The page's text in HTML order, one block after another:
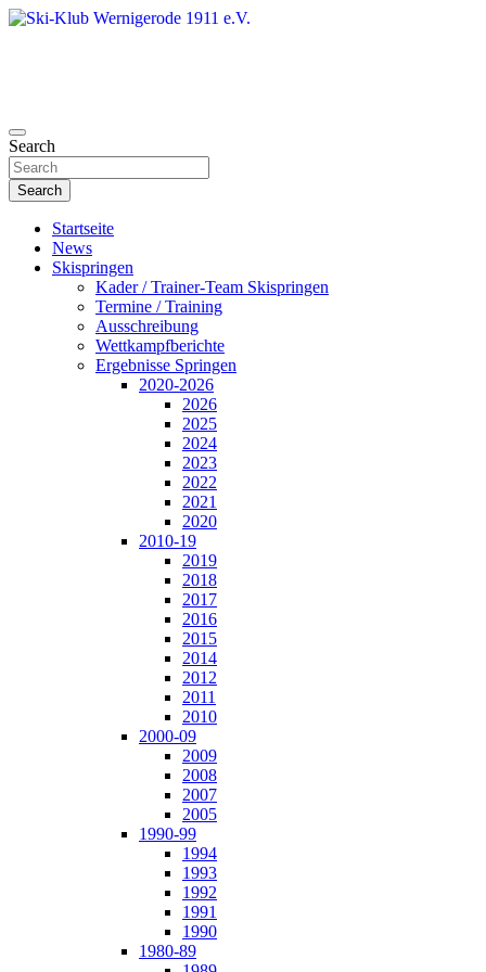
Skip
Ski-Klub Wernigerode 1911 e.V.
Search
Search
Startseite
News
Skispringen
Kader / Trainer-Team Skispringen
Termine / Training
Ausschreibung
Wettkampfberichte
Ergebnisse Springen
2020-2026
2026
2025
2024
2023
2022
2021
2020
2010-19
2019
2018
2017
2016
2015
2014
2012
2011
2010
2000-09
2009
2008
2007
2005
1990-99
1994
1993
1992
1991
1990
1980-89